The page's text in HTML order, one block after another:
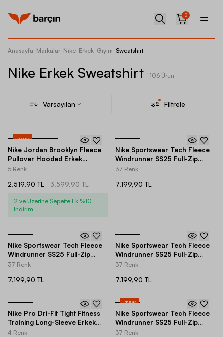
0
Anasayfa-Markalar-Nike-Erkek-Giyim-Sweatshirt
Nike Erkek Sweatshirt 106 Ürün
Varsayılan Filtrele
-30%
Nike Jordan Brooklyn Fleece
Pullover Hooded Erkek
Sweatshirt
5 Renk
2.519,90 TL 3.599,90 TL
2 ve Üzerine Sepette Ek %10
İndirim
Nike Sportswear Tech Fleece
Windrunner SS25 Full-Zip
Hoodie Erkek Ceket
37 Renk
7.199,90 TL
Nike Sportswear Tech Fleece
Windrunner SS25 Full-Zip
Hoodie Erkek Ceket
37 Renk
7.199,90 TL
Nike Sportswear Tech Fleece
Windrunner SS25 Full-Zip
Hoodie Erkek Ceket
37 Renk
7.199,90 TL
Nike Pro Dri-Fit Tight Fitness
Training Long-Sleeve Erkek
Tişört
4 Renk
-35%
Nike Sportswear Tech Fleece
Windrunner SS25 Full-Zip
Hoodie Erkek Ceket
37 Renk